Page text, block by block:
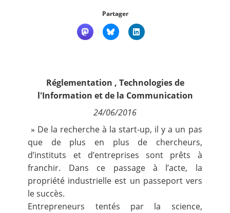
Partager
Réglementation , Technologies de
l'Information et de la Communication
24/06/2016
» De la recherche à la start-up, il y a un pas
que de plus en plus de chercheurs,
d’instituts et d’entreprises sont prêts à
franchir. Dans ce passage à l’acte, la
propriété industrielle est un passeport vers
le succès.
Entrepreneurs tentés par la science,